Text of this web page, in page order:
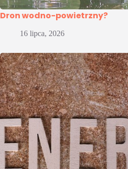
Dron wodno-powietrzny?
16 lipca, 2026